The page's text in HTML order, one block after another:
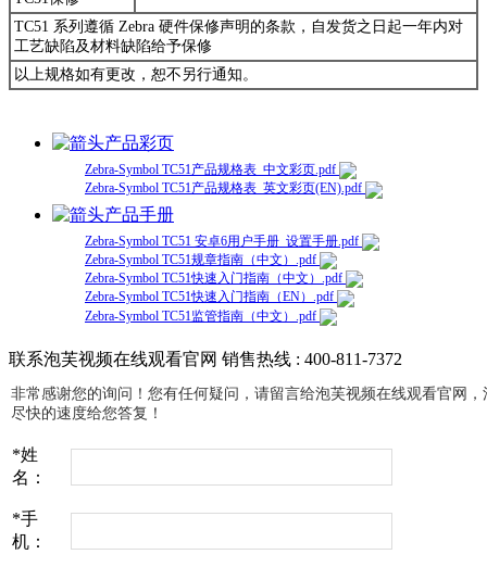
TC51 系列遵循 Zebra 硬件保修声明的条款，自发货之日起一年内对
工艺缺陷及材料缺陷给予保修
以上规格如有更改，恕不另行通知。
产品彩页
Zebra-Symbol TC51产品规格表_中文彩页.pdf
Zebra-Symbol TC51产品规格表_英文彩页(EN).pdf
产品手册
Zebra-Symbol TC51 安卓6用户手册_设置手册.pdf
Zebra-Symbol TC51规章指南（中文）.pdf
Zebra-Symbol TC51快速入门指南（中文）.pdf
Zebra-Symbol TC51快速入门指南（EN）.pdf
Zebra-Symbol TC51监管指南（中文）.pdf
联系泡芙视频在线观看官网 销售热线 : 400-811-7372
非常感谢您的询问！您有任何疑问，请留言给泡芙视频在线观看官网
尽快的速度给您答复！
*姓
名：
*手
机：